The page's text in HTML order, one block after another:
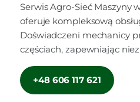
Serwis Agro-Sieć Maszyny
oferuje kompleksową
Doświadczeni mechanicy
częściach, zapewniając
+48 606 117 621